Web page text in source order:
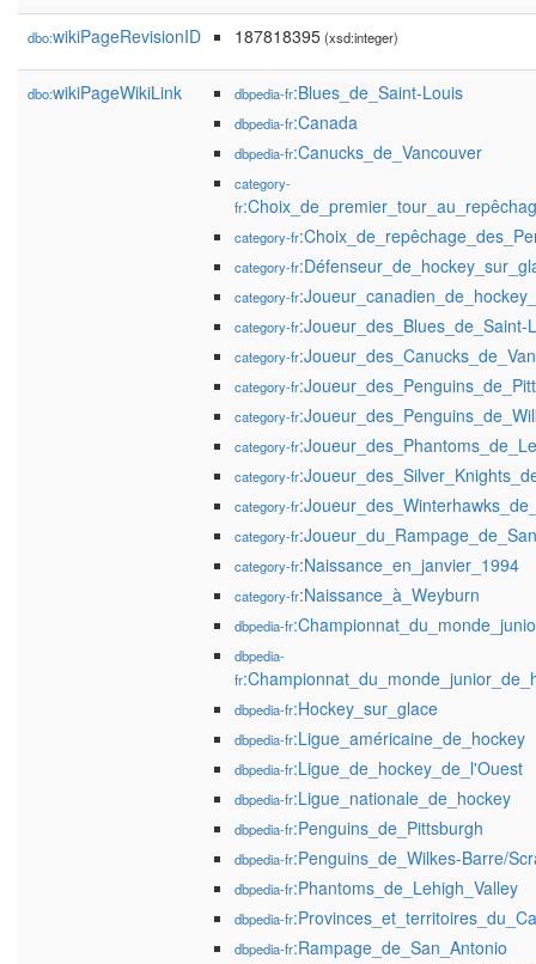
dbo:wikiPageRevisionID 187818395(xsd:integer)
dbo:wikiPageWikiLink dbpedia-fr:Blues_de_Saint-Louis
dbpedia-fr:Canada
dbpedia-fr:Canucks_de_Vancouver
category-
fr
category-fr
category-fr
category-fr
category-fr:Joueur_des_Blues_de_Saint-
category-fr
category-fr
category-fr
category-fr
category-fr
category-fr
category-fr
category-fr:Naissance_en_janvier_1994
category-fr:Naissance_à_Weyburn
dbpedia-fr
dbpedia-
fr
dbpedia-fr:Hockey_sur_glace
dbpedia-fr:Ligue_américaine_de_hockey
dbpedia-fr:Ligue_de_hockey_de_l'Ouest
dbpedia-fr:Ligue_nationale_de_hockey
dbpedia-fr:Penguins_de_Pittsburgh
dbpedia-fr:Penguins_de_Wilkes-Barre/
dbpedia-fr:Phantoms_de_Lehigh_Valley
dbpedia-fr
dbpedia-fr:Rampage_de_San_Antonio